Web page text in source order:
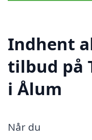
Indhent
tilbud på
i Ålum
Når du